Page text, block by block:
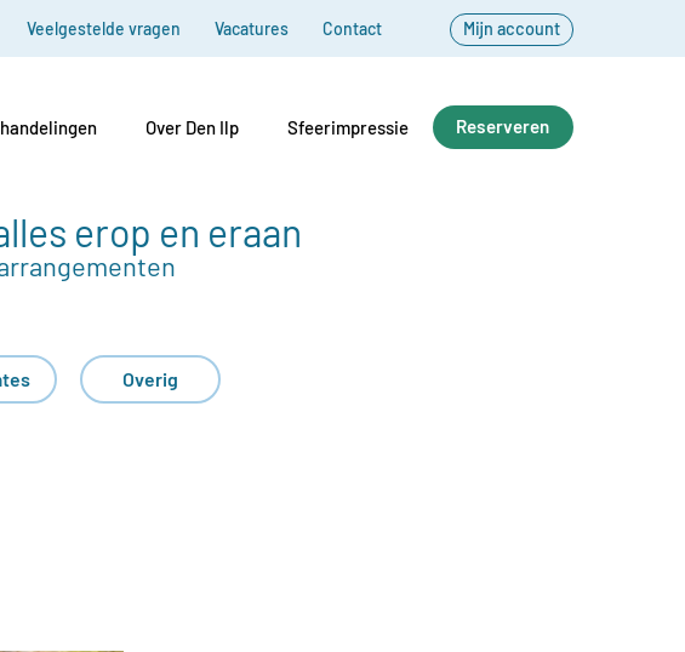
Veelgestelde vragen Vacatures Contact Mijn account
Over Den Ilp Sfeerimpressie Reserveren
erop en eraan
Overig